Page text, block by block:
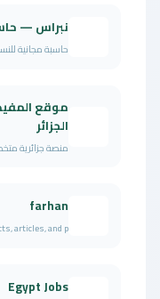
نبراس —
حاسبة مجانية
موقع المفيد
الجزائر
منصة جزائرية
farhan
articles, and p...
Egypt Jobs